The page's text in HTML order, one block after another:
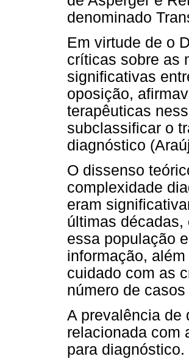
denominado
Em virtude de o
críticas sobre as
significativas
oposição,
terapêuticas
subclassificar o
diagnóstico
O dissenso
complexidade
eram
últimas décadas,
essa população
informação,
cuidado com as
número de
A prevalência de
relacionada com
para